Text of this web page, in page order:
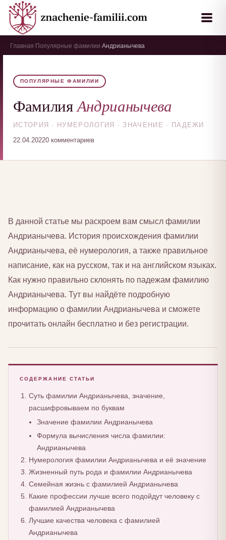
Главная Популярные фамилии Андрианычева
ПОПУЛЯРНЫЕ ФАМИЛИИ
ФамилияАндрианычева
ИСТОРИЯ · НУМЕРОЛОГИЯ · ЗНАЧЕНИЕ · ПАДЕЖИ
22.04.20220 комментариев
В данной статье мы раскроем вам смысл фамилии
Андрианычева. История происхождения фамилии
Андрианычева, её нумерология, а также правильное
написание, как на русском, так и на английском языках.
Как нужно правильно склонять по падежам фамилию
Андрианычева. Тут вы найдёте подробную
информацию о фамилии Андрианычева и сможете
прочитать онлайн бесплатно и без регистрации.
СОДЕРЖАНИЕ СТАТЬИ
Суть фамилии Андрианычева, значение,
расшифровываем по буквам
Значение фамилии Андрианычева
Формула вычисления числа фамилии:
Андрианычева
Нумерология фамилии Андрианычева и её значение
Жизненный путь рода и фамилии Андрианычева
Семейная жизнь с фамилией Андрианычева
Какие профессии лучше всего подойдут человеку с
фамилией Андрианычева
Лучшие качества человека с фамилией
Андрианычева